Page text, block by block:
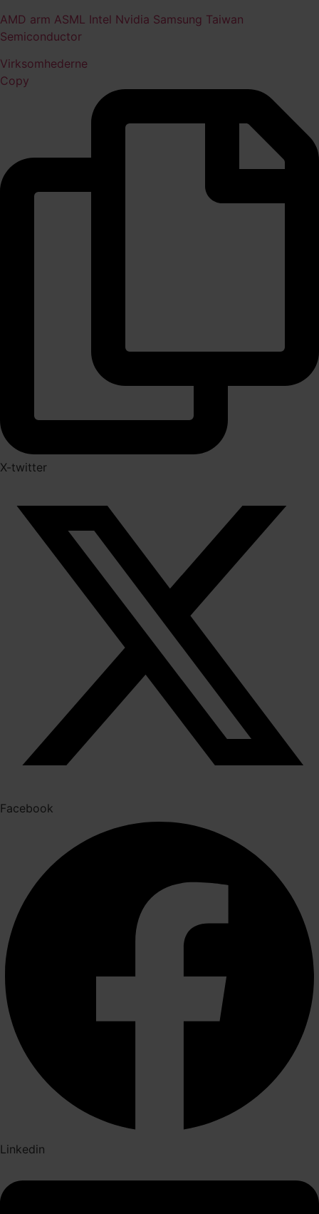
AMD arm ASML Intel Nvidia Samsung Taiwan
Semiconductor
Virksomhederne
Copy
X-twitter
Facebook
Linkedin